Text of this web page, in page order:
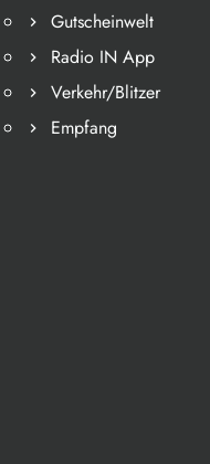
Gutscheinwelt
Radio IN App
Verkehr/Blitzer
Empfang